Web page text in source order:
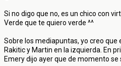
Si no digo que no, es un chico con
Verde que te quiero verde ^^
Sobre los mediapuntas, yo creo que
Rakitic y Martin en la izquierda. En
Emery dijo ayer que de momento se